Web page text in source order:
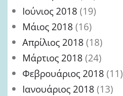
Ιούνιος 2018 (19)
Μάιος 2018 (16)
Απρίλιος 2018 (18)
Μάρτιος 2018 (24)
Φεβρουάριος 2018 (11)
Ιανουάριος 2018 (13)